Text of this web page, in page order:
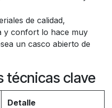
de calidad,
y confort lo hace muy
un casco abierto de
técnicas clave
Detalle